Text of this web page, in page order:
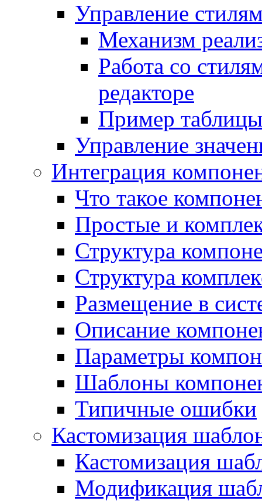
Управление
Механизм
Работа со
редакторе
Пример
Управление
Интеграция
Что такое
Простые и
Структура
Структура
Размещение в
Описание
Параметры
Шаблоны
Типичные ошибки
Кастомизация
Кастомизация
Модификация